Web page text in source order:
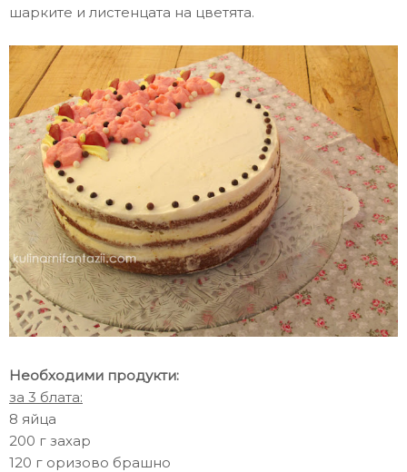
шарките и листенцата на цветята.
Необходими продукти:
за 3 блата:
8 яйца
200 г захар
120 г оризово брашно